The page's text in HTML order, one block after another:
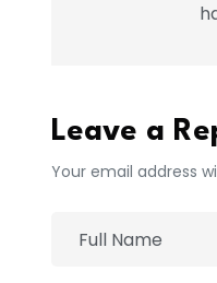
Leave a
Your email address